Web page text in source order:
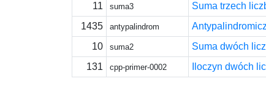
11
suma3 Suma trzech
1435
antypalindrom
10
suma2 Suma dwóch
131
cpp-primer-0002 Iloczyn dwóch